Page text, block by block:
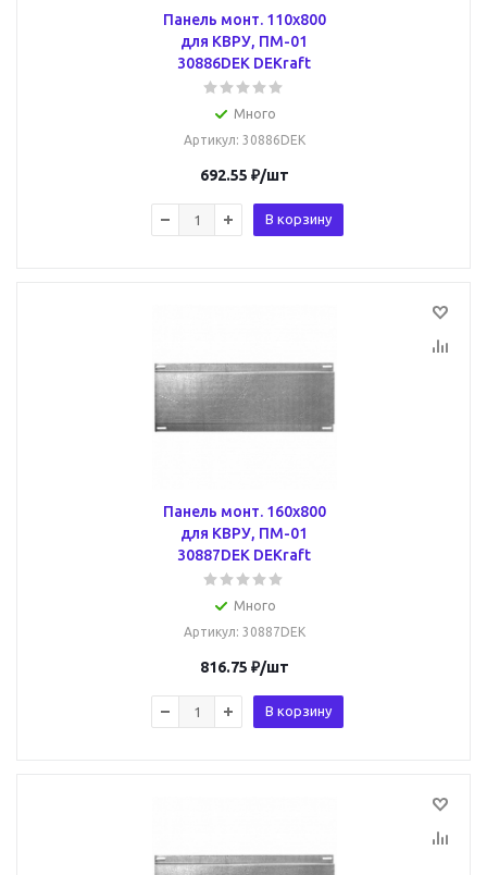
Панель монт. 110х800
для КВРУ, ПМ-01
30886DEK DEKraft
Много
Артикул: 30886DEK
692.55 ₽/шт
В корзину
Панель монт. 160х800
для КВРУ, ПМ-01
30887DEK DEKraft
Много
Артикул: 30887DEK
816.75 ₽/шт
В корзину